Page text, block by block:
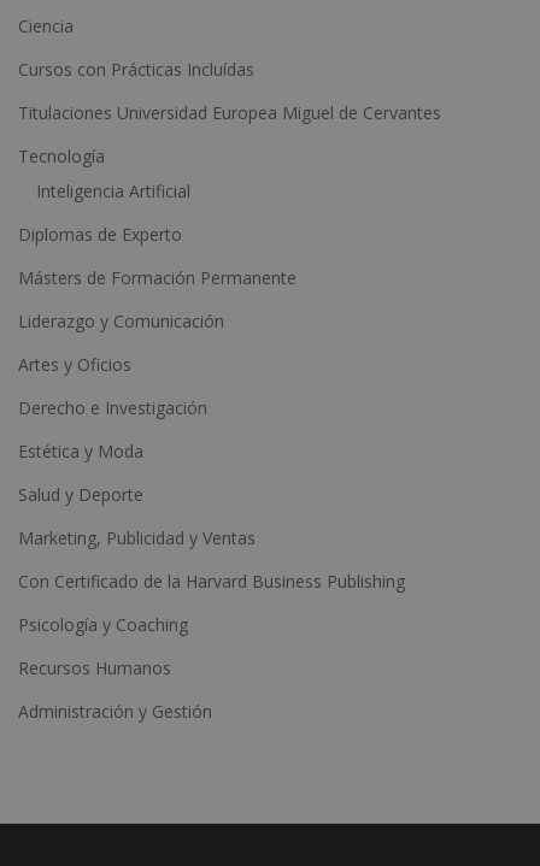
i
v
e
Ciencia
Cursos con Prácticas Incluídas
Titulaciones Universidad Europea Miguel de Cervantes
Tecnología
Inteligencia Artificial
Diplomas de Experto
Másters de Formación Permanente
Liderazgo y Comunicación
Artes y Oficios
Derecho e Investigación
Estética y Moda
Salud y Deporte
Marketing, Publicidad y Ventas
Con Certificado de la Harvard Business Publishing
Psicología y Coaching
Recursos Humanos
Administración y Gestión